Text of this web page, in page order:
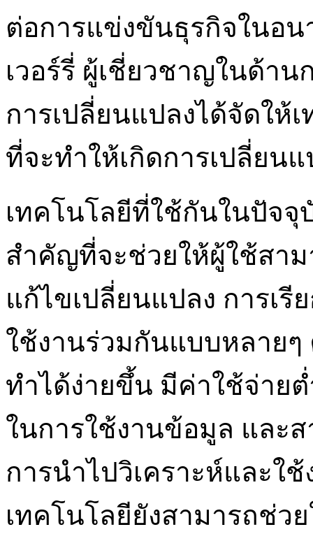
ต่อการแข่งขันธุรกิจในอ
เวอร์รี่ ผู้เชี่ยวชาญในด้า
การเปลี่ยนแปลงได้จัดให้
ที่จะทำให้เกิดการเปลี่ยน
เทคโนโลยีที่ใช้กันในปัจจุ
สำคัญที่จะช่วยให้ผู้ใช้สาม
แก้ไขเปลี่ยนแปลง การเ
ใช้งานร่วมกันแบบหลายๆ
ทำได้ง่ายขึ้น มีค่าใช้จ่าย
ในการใช้งานข้อมูล และ
การนำไปวิเคราะห์และใ
เทคโนโลยียังสามารถช่ว